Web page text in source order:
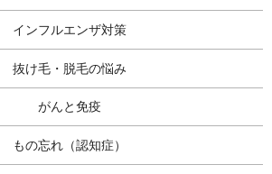
インフルエンザ対策
抜け毛・脱毛の悩み
がんと免疫
もの忘れ（認知症）